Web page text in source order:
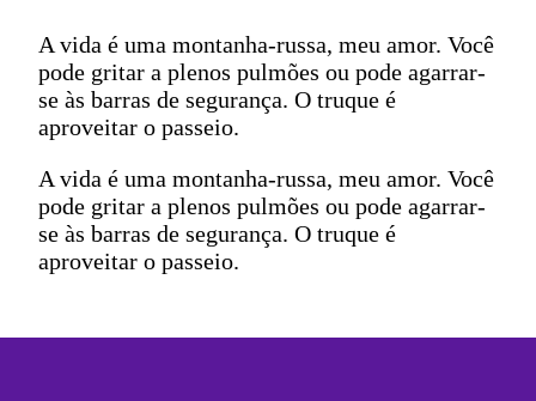
A vida é uma montanha-russa, meu amor. Você
pode gritar a plenos pulmões ou pode agarrar-
se às barras de segurança. O truque é
aproveitar o passeio.
A vida é uma montanha-russa, meu amor. Você
pode gritar a plenos pulmões ou pode agarrar-
se às barras de segurança. O truque é
aproveitar o passeio.